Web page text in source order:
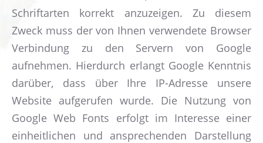
Schriftarten korrekt anzuzeigen. Zu diesem
Zweck muss der von Ihnen verwendete Browser
Verbindung zu den Servern von Google
aufnehmen. Hierdurch erlangt Google Kenntnis
darüber, dass über Ihre IP-Adresse unsere
Website aufgerufen wurde. Die Nutzung von
Google Web Fonts erfolgt im Interesse einer
einheitlichen und ansprechenden Darstellung